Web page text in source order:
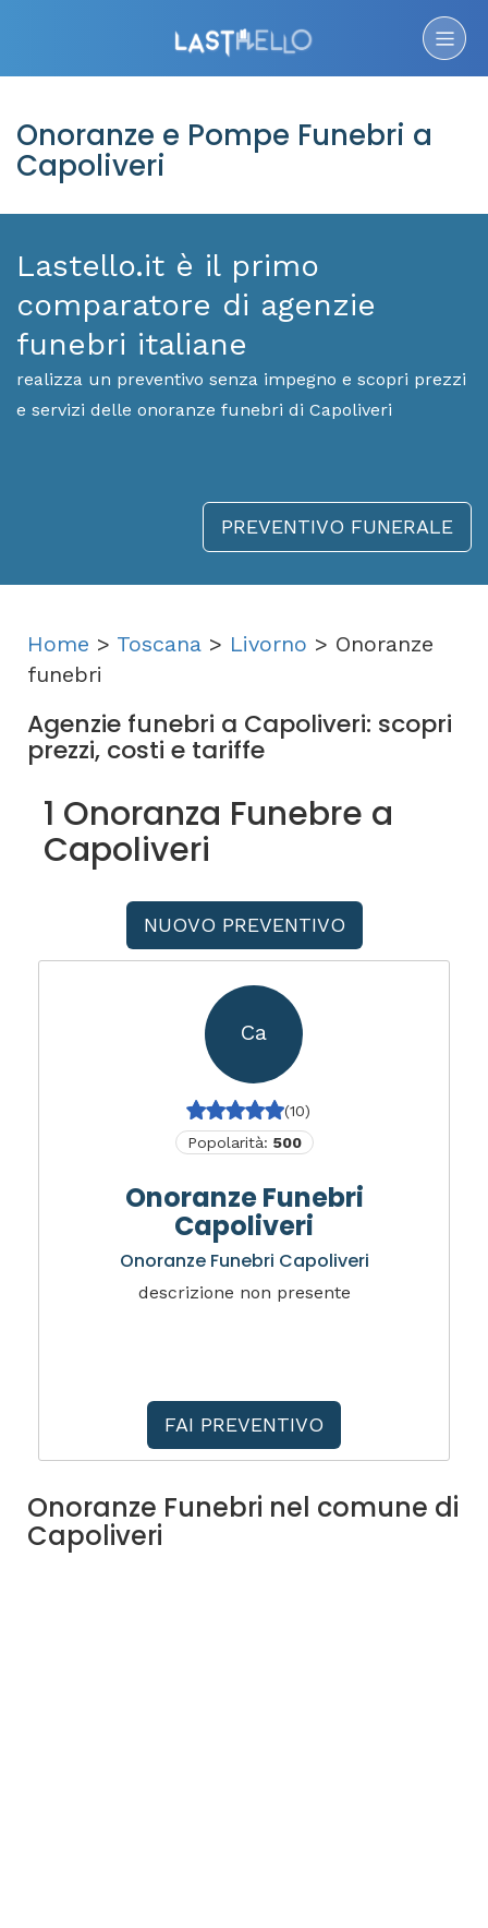
Onoranze e Pompe Funebri a
Capoliveri
Lastello.it è il primo
comparatore di agenzie
funebri italiane
realizza un preventivo senza impegno e scopri prezzi
e servizi delle onoranze funebri di Capoliveri
PREVENTIVO FUNERALE
Home > Toscana > Livorno > Onoranze
funebri
Agenzie funebri a Capoliveri: scopri
prezzi, costi e tariffe
1 Onoranza Funebre a
Capoliveri
NUOVO PREVENTIVO
Ca
(10)
Popolarità: 500
Onoranze Funebri
Capoliveri
Onoranze Funebri Capoliveri
descrizione non presente
FAI PREVENTIVO
Onoranze Funebri nel comune di
Capoliveri